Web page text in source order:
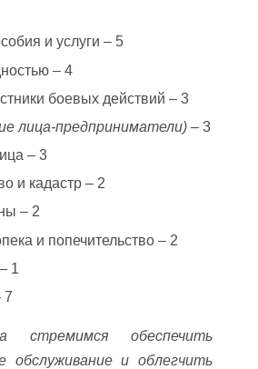
и услуги – 5
– 4
боевых действий – 3
лица-предприниматели) – 3
– 3
и кадастр – 2
– 2
и попечительство – 2
1
7
стремимся обеспечить
обслуживание и облегчить